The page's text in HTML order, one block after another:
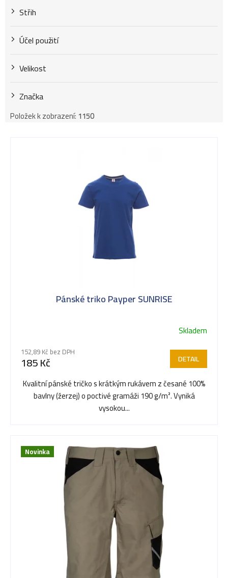
Střih
Účel použití
Velikost
Značka
Položek k zobrazení:1150
Pánské triko Payper SUNRISE
hodnocení
produktu
je
5,0
Skladem
152,89 Kč bez DPH
185 Kč DETAIL
Kvalitní pánské tričko s krátkým rukávem z česané 100%
bavlny (žerzej) o poctivé gramáži 190 g/m². Vyniká
vysokou...
Novinka